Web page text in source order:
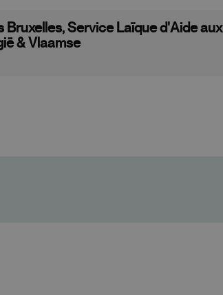
Bruxelles, Service Laïque d'Aide aux
& Vlaamse